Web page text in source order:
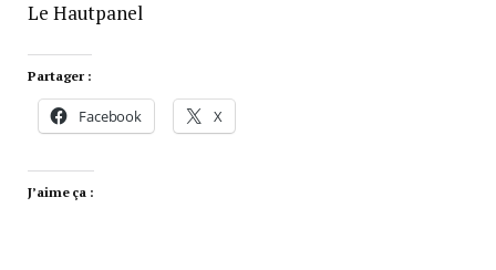
Le Hautpanel
Partager :
Facebook X
J’aime ça :